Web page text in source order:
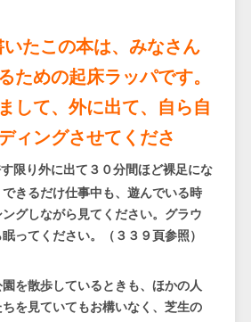
たこの本は、みなさん
ための起床ラッパです。
して、外に出て、自ら自
ィングさせてくださ
す限り外に出て３０分間ほど裸足にな
きるだけ仕事中も、遊んでいる時
グしながら見てください。グラウ
ってください。（３３９頁参照）
園を散歩しているときも、ほかの人
を見ていてもお構いなく、芝生の